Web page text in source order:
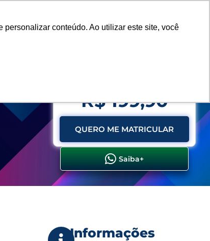
conteúdo. Ao utilizar este site, você
R$ 199,90
QUERO ME MATRICULAR
Saiba+
Informações